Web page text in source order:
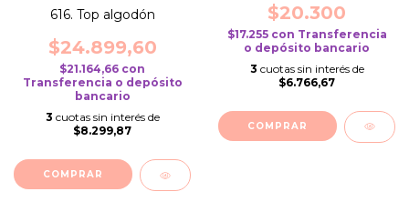
616. Top algodón
$24.899,60
$21.164,66 con
Transferencia o depósito
bancario
3 cuotas sin interés de
$8.299,87
COMPRAR
$20.300
$17.255 con Transferencia
o depósito bancario
3 cuotas sin interés de
$6.766,67
COMPRAR